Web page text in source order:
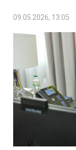
09.05.2026, 13:05